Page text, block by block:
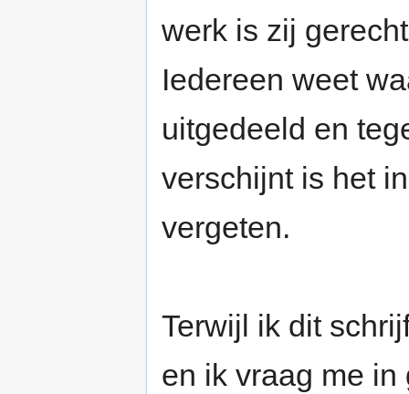
werk is zij
Iedereen weet
uitgedeeld en
verschijnt is het
vergeten.
Terwijl ik dit
en ik vraag me